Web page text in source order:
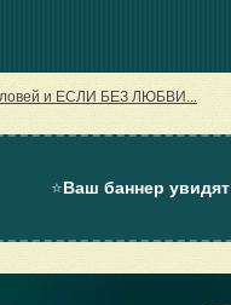
и ЕСЛИ БЕЗ ЛЮБВИ...
⭐Ваш баннер